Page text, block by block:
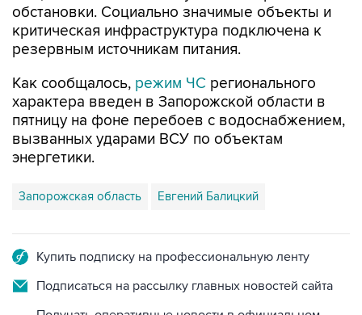
обстановки. Социально значимые объекты и
критическая инфраструктура подключена к
резервным источникам питания.
Как сообщалось, режим ЧС регионального
характера введен в Запорожской области в
пятницу на фоне перебоев с водоснабжением,
вызванных ударами ВСУ по объектам
энергетики.
Запорожская область Евгений Балицкий
Купить подписку на профессиональную ленту
Подписаться на рассылку главных новостей сайта